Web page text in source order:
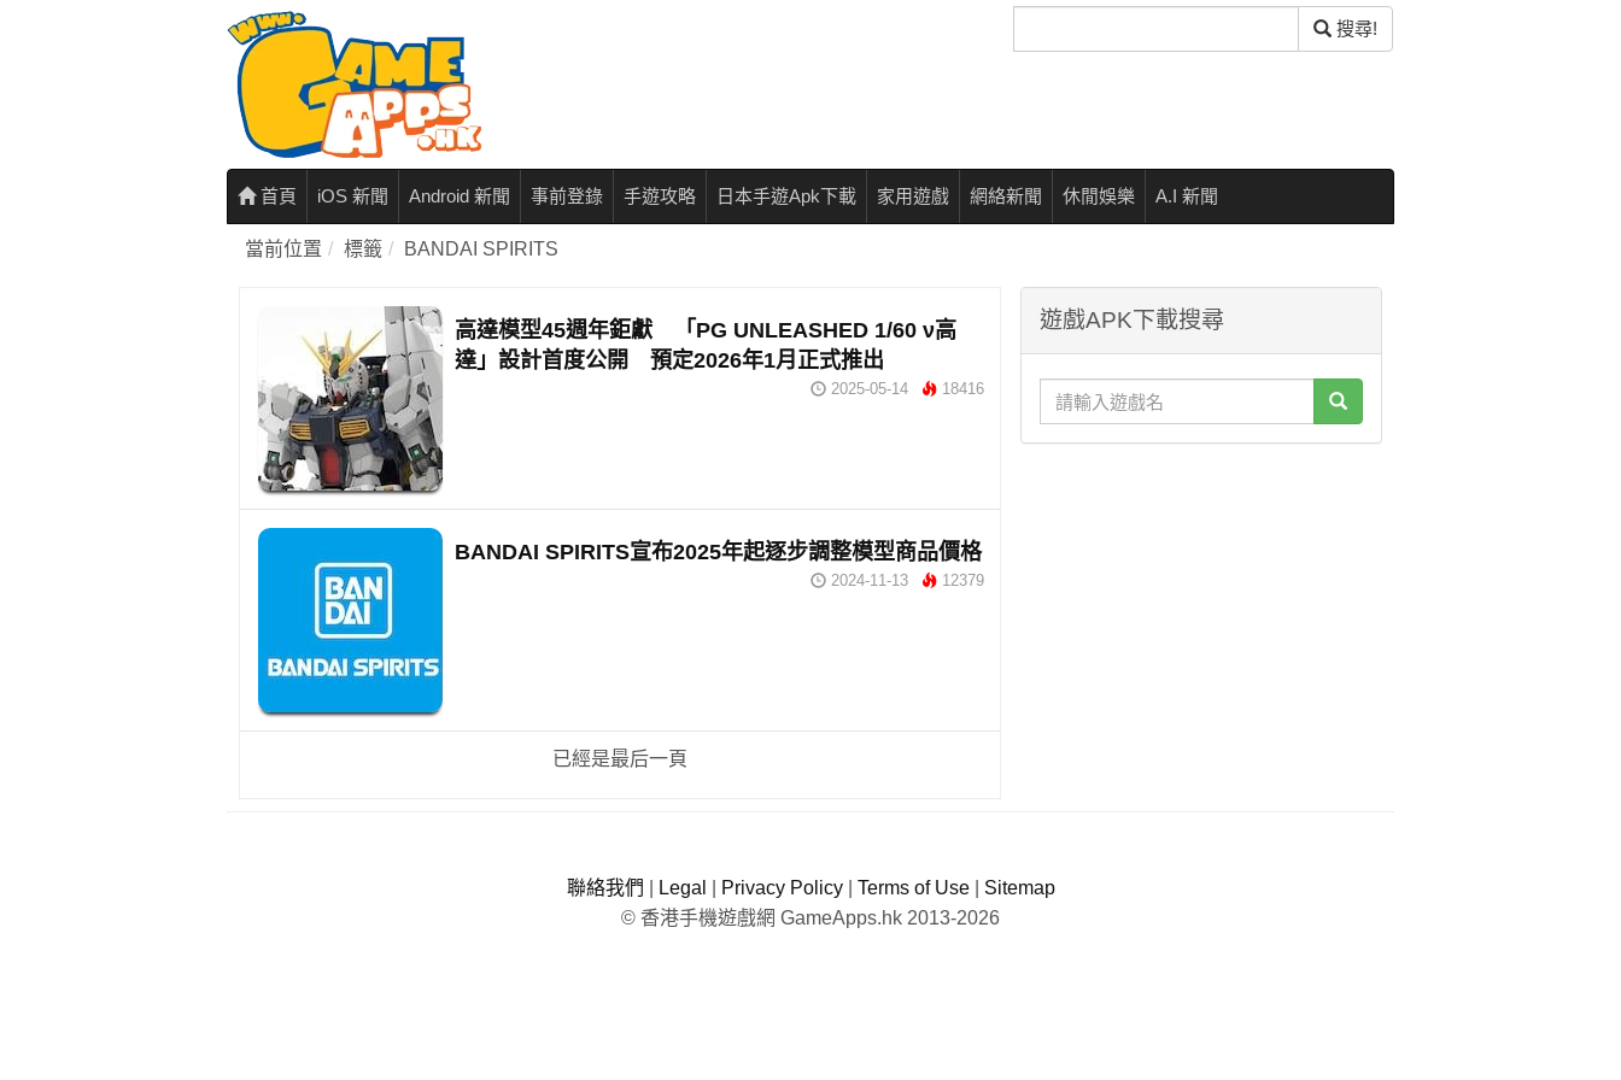
尋
搜尋!
首頁 iOS 新聞 Android 新聞 事前登錄 手遊攻略 日本手遊Apk下載 家用遊戲 網絡新聞 休閒娛樂 A.I 新聞
當前位置 標籤 BANDAI SPIRITS
高達模型45週年鉅獻 「PG UNLEASHED 1/60 ν高
達」設計首度公開 預定2026年1月正式推出
2025-05-14 18416
BANDAI SPIRITS宣布2025年起逐步調整模型商品價格
2024-11-13 12379
已經是最后一頁
遊戲APK下載搜尋
聯絡我們 Legal Privacy Policy| Terms of Use| Sitemap
© 香港手機遊戲網 GameApps.hk 2013-2026